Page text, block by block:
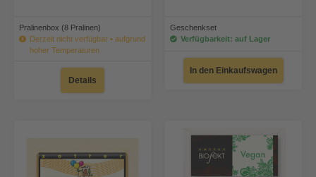
Pralinenbox (8 Pralinen)
Derzeit nicht verfügbar • aufgrund
hoher Temperaturen
Details
Geschenkset
Verfügbarkeit: auf Lager
In den Einkaufswagen